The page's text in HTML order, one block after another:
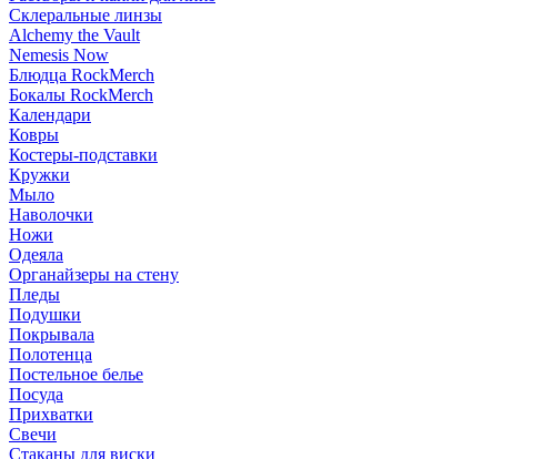
Склеральные линзы
Alchemy the Vault
Nemesis Now
Блюдца RockMerch
Бокалы RockMerch
Календари
Ковры
Костеры-подставки
Кружки
Мыло
Наволочки
Ножи
Одеяла
Органайзеры на стену
Пледы
Подушки
Покрывала
Полотенца
Постельное белье
Посуда
Прихватки
Свечи
Стаканы для виски